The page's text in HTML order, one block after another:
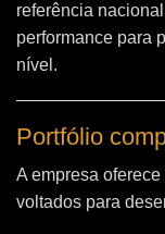
referência
performance para
nível.
Portfólio
A empresa
voltados para